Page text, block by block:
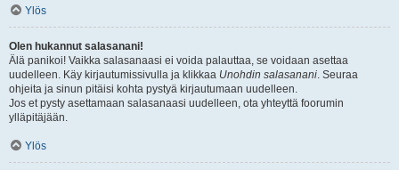
Ylös
Olen hukannut salasanani!
Älä panikoi! Vaikka salasanaasi ei voida palauttaa, se voidaan asettaa
uudelleen. Käy kirjautumissivulla ja klikkaa Unohdin salasanani. Seuraa
ohjeita ja sinun pitäisi kohta pystyä kirjautumaan uudelleen.
Jos et pysty asettamaan salasanaasi uudelleen, ota yhteyttä foorumin
ylläpitäjään.
Ylös